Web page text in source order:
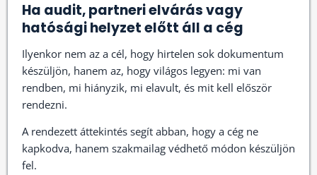
Ha audit, partneri elvárás vagy
hatósági helyzet előtt áll a cég
Ilyenkor nem az a cél, hogy hirtelen sok dokumentum
készüljön, hanem az, hogy világos legyen: mi van
rendben, mi hiányzik, mi elavult, és mit kell először
rendezni.
A rendezett áttekintés segít abban, hogy a cég ne
kapkodva, hanem szakmailag védhető módon készüljön
fel.